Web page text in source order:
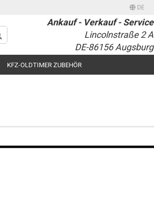
DE
Konto erstellen
Ankauf - Verkauf - Service
Lincolnstraße 2 A
DE-86156 Augsburg
KFZ-OLDTIMER ZUBEHÖR